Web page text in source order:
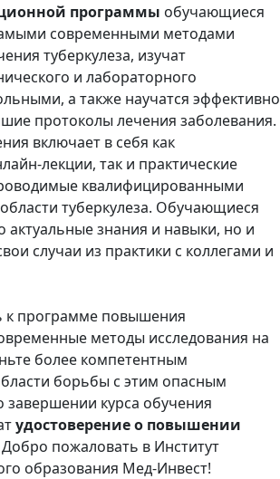
программы обучающиеся
современными методами
туберкулеза, изучат
и лабораторного
а также научатся эффективно
протоколы лечения заболевания.
включает в себя как
лекции, так и практические
квалифицированными
туберкулеза. Обучающиеся
актуальные знания и навыки, но и
случаи из практики с коллегами и
к программе повышения
методы исследования на
более компетентным
борьбы с этим опасным
курса обучения
удостоверение о повышении
Добро пожаловать в Институт
образования Мед-Инвест!